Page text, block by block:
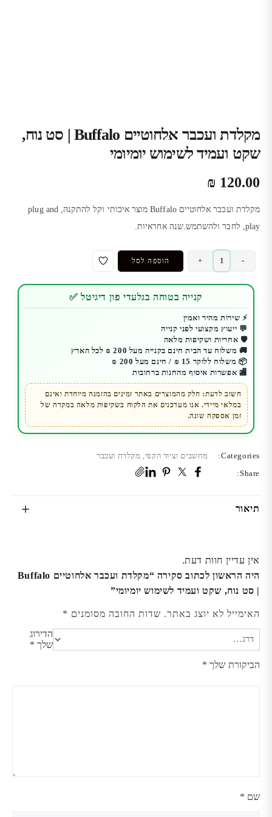
מקלדת ועכבר אלחוטיים Buffalo | סט נוח,
שקט ועמיד לשימוש יומיומי
₪ 120.00
מקלדת ועכבר אלחוטיים Buffalo מוצר איכותי וקל להתקנה, plug and
play, לחבר ולהשתמש.שנה אחראיות.
-
כמות
של
מקלדת
אלחוטיים
Buffalo
|
סט
נוח,
שקט
ועמיד
+ הוספה לסל
קנייה בטוחה בגלעדי פון דיגיטל ✅
⚡ שירות מהיר ואמין
💬 ייעוץ מקצועי לפני קנייה
🛡️ אחריות ושקיפות מלאה
🚚 משלוח עד הבית חינם בקנייה מעל 200 ₪ לכל הארץ
📦 משלוח ללוקר 15 ₪ / חינם מעל 200 ₪
🏬 אפשרות איסוף מהחנות ברחובות
חשוב לדעת: חלק מהמוצרים באתר זמינים בהזמנה מיוחדת ואינם
במלאי מיידי. אנו מעדכנים את הלקוח בשקיפות מלאה במקרה של
זמן אספקה שונה.
Categories: מחשבים וציוד הקפי מקלדת ועכבר
Share:
תיאור
אין עדיין חוות דעת.
היה הראשון לכתוב סקירה “מקלדת ועכבר אלחוטיים Buffalo
| סט נוח, שקט ועמיד לשימוש יומיומי”
האימייל לא יוצג באתר. שדות החובה מסומנים *
הדירוג
שלך *
הביקורת שלך *
שם *